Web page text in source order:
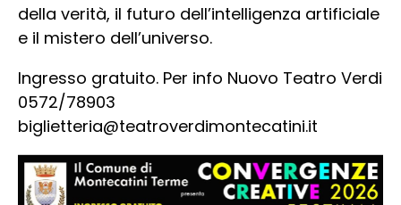
della verità, il futuro dell’intelligenza artificiale
e il mistero dell’universo.
Ingresso gratuito. Per info Nuovo Teatro Verdi
0572/78903
biglietteria@teatroverdimontecatini.it